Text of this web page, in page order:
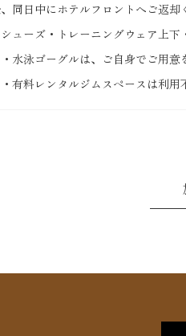
同日中にホテルフロントへご返却
ューズ・トレーニングウェア上
水泳ゴーグルは、ご自身でご用意
有料レンタルジムスペースは利用